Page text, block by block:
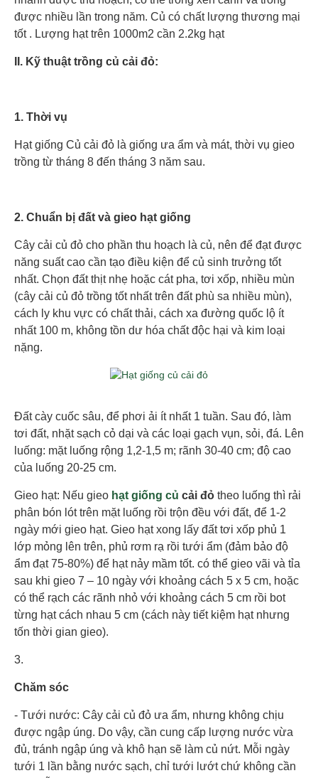
được nhiều lần trong năm. Củ có chất lượng thương mại
tốt . Lượng hạt trên 1000m2 cần 2.2kg hạt
II. Kỹ thuật trồng củ cải đỏ:
1. Thời vụ
Hạt giống Củ cải đỏ là giống ưa ẩm và mát, thời vụ gieo
trồng từ tháng 8 đến tháng 3 năm sau.
2. Chuẩn bị đất và gieo hạt giống
Cây cải củ đỏ cho phần thu hoạch là củ, nên để đạt được
năng suất cao cần tạo điều kiện để củ sinh trưởng tốt
nhất. Chọn đất thịt nhẹ hoặc cát pha, tơi xốp, nhiều mùn
(cây cải củ đỏ trồng tốt nhất trên đất phù sa nhiều mùn),
cách ly khu vực có chất thải, cách xa đường quốc lộ ít
nhất 100 m, không tồn dư hóa chất độc hại và kim loại
nặng.
Đất cày cuốc sâu, để phơi ải ít nhất 1 tuần. Sau đó, làm
tơi đất, nhặt sạch cỏ dại và các loại gạch vụn, sỏi, đá. Lên
luống: mặt luống rộng 1,2-1,5 m; rãnh 30-40 cm; độ cao
của luống 20-25 cm.
Gieo hạt: Nếu gieo hạt giống củ cải đỏ theo luống thì rải
phân bón lót trên mặt luống rồi trộn đều với đất, để 1-2
ngày mới gieo hạt. Gieo hạt xong lấy đất tơi xốp phủ 1
lớp mỏng lên trên, phủ rơm rạ rồi tưới ẩm (đảm bảo độ
ẩm đạt 75-80%) để hạt nảy mầm tốt. có thể gieo vãi và tỉa
sau khi gieo 7 – 10 ngày với khoảng cách 5 x 5 cm, hoặc
có thể rạch các rãnh nhỏ với khoảng cách 5 cm rồi bot
từng hạt cách nhau 5 cm (cách này tiết kiệm hạt nhưng
tốn thời gian gieo).
3.
Chăm sóc
- Tưới nước: Cây cải củ đỏ ưa ẩm, nhưng không chịu
được ngập úng. Do vậy, cần cung cấp lượng nước vừa
đủ, tránh ngập úng và khô hạn sẽ làm củ nứt. Mỗi ngày
tưới 1 lần bằng nước sạch, chỉ tưới lướt chứ không cần